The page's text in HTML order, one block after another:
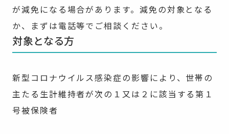
が減免になる場合があります。減免の対象となる
か、まずは電話等でご相談ください。
対象となる方
新型コロナウイルス感染症の影響により、世帯の
主たる生計維持者が次の１又は２に該当する第１
号被保険者